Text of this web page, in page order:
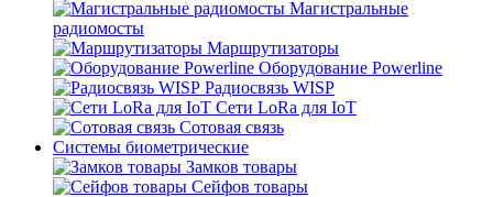
Магистральные
радиомосты
Маршрутизаторы
Оборудование Powerline
Радиосвязь WISP
Сети LoRa для IoT
Сотовая связь
Системы биометрические
Замков товары
Сейфов товары